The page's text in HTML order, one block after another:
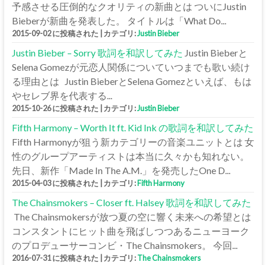
予感させる圧倒的なクオリティの新曲とは ついにJustin
Bieberが新曲を発表した。 タイトルは「What Do...
2015-09-02 に投稿された カテゴリ:Justin Bieber
Justin Bieber – Sorry 歌詞を和訳してみた Justin Bieberと
Selena Gomezが元恋人関係についていつまでも歌い続け
る理由とは Justin BieberとSelena Gomezといえば、もは
やセレブ界を代表する...
2015-10-26 に投稿された カテゴリ:Justin Bieber
Fifth Harmony – Worth It ft. Kid Ink の歌詞を和訳してみた
Fifth Harmonyが狙う新カテゴリーの音楽ユニットとは 女
性のグループアーティストは本当に久々かも知れない。
先日、新作「Made In The A.M.」を発売したOne D...
2015-04-03 に投稿された カテゴリ:Fifth Harmony
The Chainsmokers – Closer ft. Halsey 歌詞を和訳してみた
The Chainsmokersが放つ夏の空に響く未来への希望とは
コンスタントにヒット曲を飛ばしつつあるニューヨーク
のプロデューサーコンビ・The Chainsmokers。 今回...
2016-07-31 に投稿された カテゴリ:The Chainsmokers